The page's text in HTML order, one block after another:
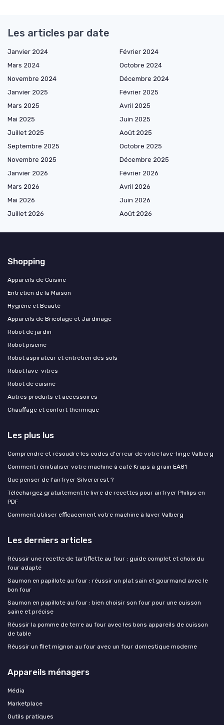
Les articles par date
Janvier 2024
Février 2024
Mars 2024
Octobre 2024
Novembre 2024
Décembre 2024
Janvier 2025
Février 2025
Mars 2025
Avril 2025
Mai 2025
Juin 2025
Juillet 2025
Août 2025
Septembre 2025
Octobre 2025
Novembre 2025
Décembre 2025
Janvier 2026
Février 2026
Mars 2026
Avril 2026
Mai 2026
Juin 2026
Juillet 2026
Août 2026
Shopping
Appareils de Cuisine
Entretien de la Maison
Hygiène et Beauté
Appareils de Bricolage et Jardinage
Robot de jardin
Robot piscine
Robot aspirateur et entretien des sols
Robot lave-vitres
Robot de cuisine
Autres produits et accessoires
Chauffage et confort thermique
Les plus lus
Comprendre et résoudre les codes d'erreur de votre lave-linge Valberg
Comment réinitialiser votre machine à café Krups à grain EA81
Que penser de l'airfryer Silvercrest ?
Téléchargez gratuitement le livre de recettes pour airfryer Philips en
PDF
Comment utiliser efficacement votre machine à laver Valberg
Les derniers articles
Réussir une recette de tartiflette au four : guide complet et choix du
four adapté
Saumon en papillote au four : réussir un plat sain et gourmand avec le
bon four
Saumon en papillote au four : bien choisir son four pour une cuisson
saine et précise
Réussir la pomme de terre au four avec les bons appareils de cuisson
de table
Réussir un filet mignon au four avec un four domestique moderne
Appareils ménagers
Média
Marketplace
Outils pratiques